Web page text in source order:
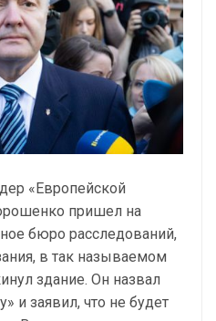
«Европейской
пришел на
бюро расследований,
в так называемом
здание. Он назвал
и заявил, что не будет